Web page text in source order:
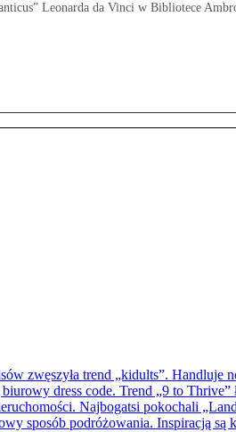
Leonarda da Vinci w Bibliotece
zwęszyła trend „kidults”. Handluje
dress code. Trend „9 to Thrive”
Najbogatsi pokochali
sposób podróżowania. Inspiracją są